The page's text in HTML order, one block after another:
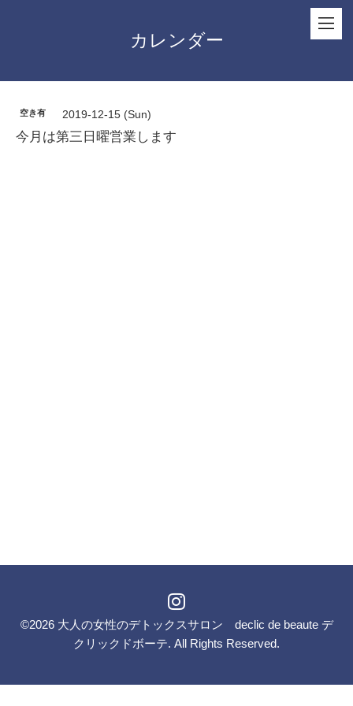
カレンダー
空き有 2019-12-15 (Sun)
今月は第三日曜営業します
©2026 大人の女性のデトックスサロン declic de beaute デ
クリックドボーテ. All Rights Reserved.